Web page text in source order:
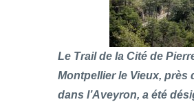
Le Trail de la Cité de
Montpellier le Vieux, près
dans l’Aveyron, a été